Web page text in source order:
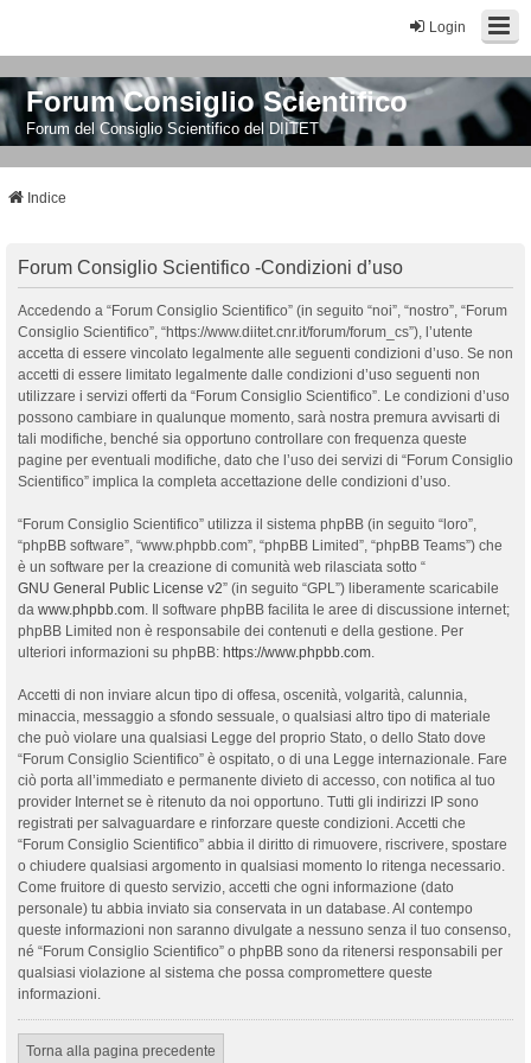
Login
Forum Consiglio Scientifico
Forum del Consiglio Scientifico del DIITET
Indice
Forum Consiglio Scientifico -Condizioni d’uso
Accedendo a “Forum Consiglio Scientifico” (in seguito “noi”, “nostro”, “Forum
Consiglio Scientifico”, “https://www.diitet.cnr.it/forum/forum_cs”), l’utente
accetta di essere vincolato legalmente alle seguenti condizioni d’uso. Se non
accetti di essere limitato legalmente dalle condizioni d’uso seguenti non
utilizzare i servizi offerti da “Forum Consiglio Scientifico”. Le condizioni d’uso
possono cambiare in qualunque momento, sarà nostra premura avvisarti di
tali modifiche, benché sia opportuno controllare con frequenza queste
pagine per eventuali modifiche, dato che l’uso dei servizi di “Forum Consiglio
Scientifico” implica la completa accettazione delle condizioni d’uso.
“Forum Consiglio Scientifico” utilizza il sistema phpBB (in seguito “loro”,
“phpBB software”, “www.phpbb.com”, “phpBB Limited”, “phpBB Teams”) che
è un software per la creazione di comunità web rilasciata sotto “
GNU General Public License v2” (in seguito “GPL”) liberamente scaricabile
da www.phpbb.com. Il software phpBB facilita le aree di discussione internet;
phpBB Limited non è responsabile dei contenuti e della gestione. Per
ulteriori informazioni su phpBB: https://www.phpbb.com.
Accetti di non inviare alcun tipo di offesa, oscenità, volgarità, calunnia,
minaccia, messaggio a sfondo sessuale, o qualsiasi altro tipo di materiale
che può violare una qualsiasi Legge del proprio Stato, o dello Stato dove
“Forum Consiglio Scientifico” è ospitato, o di una Legge internazionale. Fare
ciò porta all’immediato e permanente divieto di accesso, con notifica al tuo
provider Internet se è ritenuto da noi opportuno. Tutti gli indirizzi IP sono
registrati per salvaguardare e rinforzare queste condizioni. Accetti che
“Forum Consiglio Scientifico” abbia il diritto di rimuovere, riscrivere, spostare
o chiudere qualsiasi argomento in qualsiasi momento lo ritenga necessario.
Come fruitore di questo servizio, accetti che ogni informazione (dato
personale) tu abbia inviato sia conservata in un database. Al contempo
queste informazioni non saranno divulgate a nessuno senza il tuo consenso,
né “Forum Consiglio Scientifico” o phpBB sono da ritenersi responsabili per
qualsiasi violazione al sistema che possa compromettere queste
informazioni.
Torna alla pagina precedente